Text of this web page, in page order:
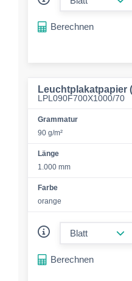
Berechnen
Leuchtplakatpapier
LPL090F700X1000/70
Grammatur
90 g/m²
Länge
1.000 mm
Farbe
orange
Berechnen